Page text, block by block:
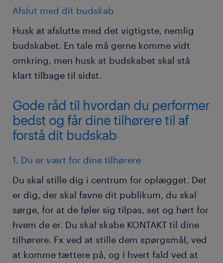
Afslut med dit budskab
Husk at afslutte med det vigtigste, nemlig
budskabet. En tale må gerne komme vidt
omkring, men husk at budskabet skal stå
klart tilbage til sidst.
Gode råd til hvordan du performer
bedst og får dine tilhørere til af
forstå dit budskab
1. Du er vært for dine tilhørere
Du skal stille dig i centrum for oplægget. Det
er dig, der skal favne dit publikum, du skal
sørge, for at de føler sig tilpas, set og hørt for
hvem de er. Du skal skabe KONTAKT til dine
tilhørere. Fx ved at stille dem spørgsmål, ved
at komme tættere på, og i hvert fald ved at